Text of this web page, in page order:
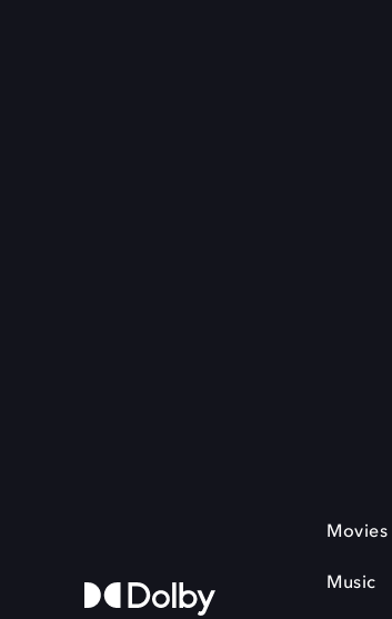
Movies
Music